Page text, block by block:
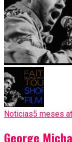
Noticias5 meses
George